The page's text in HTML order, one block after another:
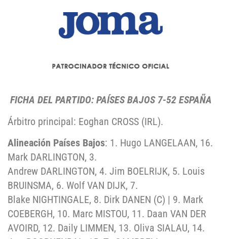
FICHA DEL PARTIDO: PAÍSES BAJOS 7-52 ESPAÑA
Árbitro principal: Eoghan CROSS (IRL).
Alineación Países Bajos: 1. Hugo LANGELAAN, 16.
Mark DARLINGTON, 3.
Andrew DARLINGTON, 4. Jim BOELRIJK, 5. Louis
BRUINSMA, 6. Wolf VAN DIJK, 7.
Blake NIGHTINGALE, 8. Dirk DANEN (C) | 9. Mark
COEBERGH, 10. Marc MISTOU, 11. Daan VAN DER
AVOIRD, 12. Daily LIMMEN, 13. Oliva SIALAU, 14.